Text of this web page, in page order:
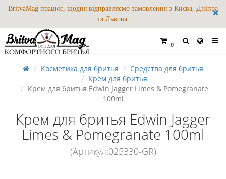
BritvaMag працює, щодня відправляємо замовлення з Києва, Дніпра
та Львова.
0
Косметика для бритья
Средства для бритья
Крем для бритья
Крем для бритья Edwin Jagger Limes & Pomegranate
100ml
Крем для бритья Edwin Jagger
Limes & Pomegranate 100ml
(Артикул:025330-GR)